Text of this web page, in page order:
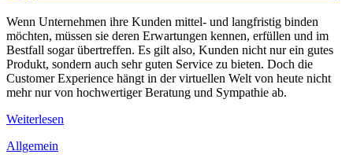
Wenn Unternehmen ihre Kunden mittel- und langfristig binden
möchten, müssen sie deren Erwartungen kennen, erfüllen und im
Bestfall sogar übertreffen. Es gilt also, Kunden nicht nur ein gutes
Produkt, sondern auch sehr guten Service zu bieten. Doch die
Customer Experience hängt in der virtuellen Welt von heute nicht
mehr nur von hochwertiger Beratung und Sympathie ab.
Weiterlesen
Allgemein